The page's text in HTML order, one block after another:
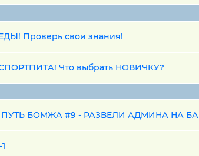
Проверь свои знания!
Что выбрать НОВИЧКУ?
ПУТЬ БОМЖА #9 - РАЗВЕЛИ АДМИНА НА